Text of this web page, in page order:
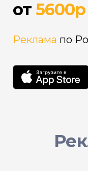
от 5600р
Реклама по